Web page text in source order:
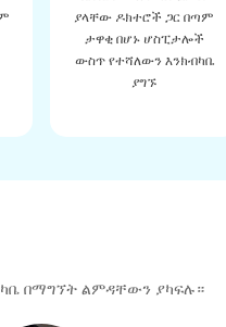
ያላቸው ዶክተሮች ጋር በጣም
ታዋቂ በሆኑ ሆስፒታሎች
ውስጥ የተሻለውን እንክብካቤ
ያግኙ
በማግኘት ልምዳቸውን ያካፍሉ።